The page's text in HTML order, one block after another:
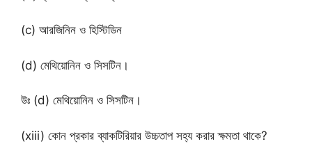
(c) আরজিনিন ও হিস্টিডিন
(d) মেথিয়োনিন ও সিসটিন।
উঃ (d) মেথিয়োনিন ও সিসটিন।
(xiii) কোন প্রকার ব্যাকটিরিয়ার উচ্চতাপ সহ্য করার ক্ষমতা থাকে?